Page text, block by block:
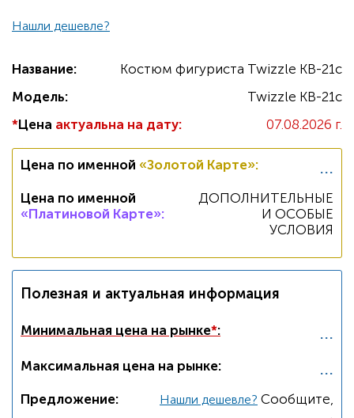
Нашли дешевле?
Название:
Костюм фигуриста Twizzle KB-21c
Модель:
Twizzle KB-21c
*Цена актуальна на дату: 07.08.2026 г.
Цена по именной «Золотой Карте»: ...
Цена по именной
«Платиновой Карте»:
ДОПОЛНИТЕЛЬНЫЕ
И ОСОБЫЕ
УСЛОВИЯ
Полезная и актуальная информация
Минимальная цена на рынке*: ...
Максимальная цена на рынке: ...
Предложение: Нашли дешевле? Cообщите,